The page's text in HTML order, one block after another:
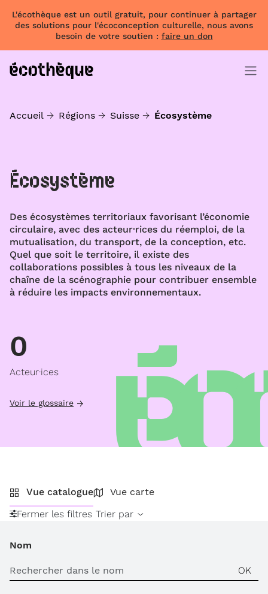
L'écothèque est un outil gratuit, pour continuer à partager
des solutions pour l'écoconception culturelle, nous avons
besoin de votre soutien : faire un don
Accueil Régions Suisse Écosystème
Écosystème
Des écosystèmes territoriaux favorisant l’économie
circulaire, avec des acteur·rices du réemploi, de la
mutualisation, du transport, de la conception, etc.
Quel que soit le territoire, il existe des
collaborations possibles à tous les niveaux de la
chaîne de la scénographie pour contribuer ensemble
à réduire les impacts environnementaux.
0
Acteur·ices
Voir le glossaire
Vue catalogue
Vue carte
Fermer les filtres Trier par
Nom